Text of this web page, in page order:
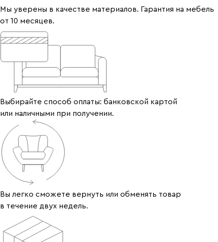
Мы уверены в качестве материалов. Гарантия на мебель
от 10 месяцев.
Выбирайте способ оплаты: банковской картой
или наличными при получении.
Вы легко сможете вернуть или обменять товар
в течение двух недель.